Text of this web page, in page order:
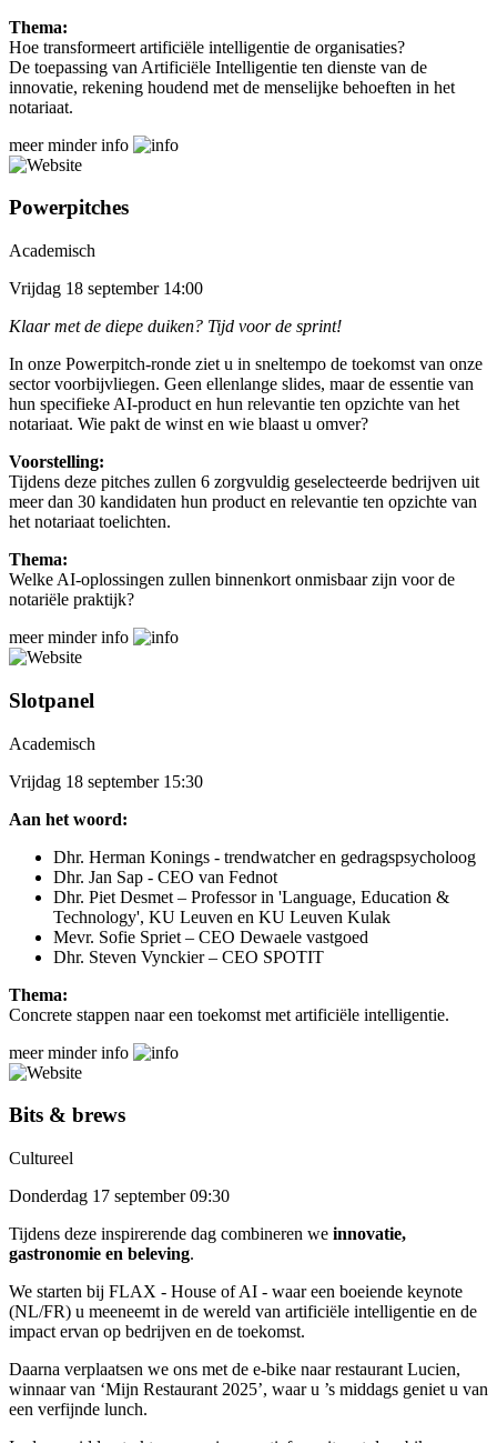
Thema:
Hoe transformeert artificiële intelligentie de organisaties?
De toepassing van Artificiële Intelligentie ten dienste van de
innovatie, rekening houdend met de menselijke behoeften in het
notariaat.
meer minderinfo
Powerpitches
Academisch
Vrijdag 18 september 14:00
Klaar met de diepe duiken? Tijd voor de sprint!
In onze Powerpitch-ronde ziet u in sneltempo de toekomst van onze
sector voorbijvliegen. Geen ellenlange slides, maar de essentie van
hun specifieke AI-product en hun relevantie ten opzichte van het
notariaat. Wie pakt de winst en wie blaast u omver?
Voorstelling:
Tijdens deze pitches zullen 6 zorgvuldig geselecteerde bedrijven uit
meer dan 30 kandidaten hun product en relevantie ten opzichte van
het notariaat toelichten.
Thema:
Welke AI-oplossingen zullen binnenkort onmisbaar zijn voor de
notariële praktijk?
meer minderinfo
Slotpanel
Academisch
Vrijdag 18 september 15:30
Aan het woord:
Dhr. Herman Konings - trendwatcher en gedragspsycholoog
Dhr. Jan Sap - CEO van Fednot
Dhr. Piet Desmet – Professor in 'Language, Education &
Technology', KU Leuven en KU Leuven Kulak
Mevr. Sofie Spriet – CEO Dewaele vastgoed
Dhr. Steven Vynckier – CEO SPOTIT
Thema:
Concrete stappen naar een toekomst met artificiële intelligentie.
meer minderinfo
Bits & brews
Cultureel
Donderdag 17 september 09:30
Tijdens deze inspirerende dag combineren we innovatie,
gastronomie en beleving.
We starten bij FLAX - House of AI - waar een boeiende keynote
(NL/FR) u meeneemt in de wereld van artificiële intelligentie en de
impact ervan op bedrijven en de toekomst.
Daarna verplaatsen we ons met de e-bike naar restaurant Lucien,
winnaar van ‘Mijn Restaurant 2025’, waar u ’s middags geniet u van
een verfijnde lunch.